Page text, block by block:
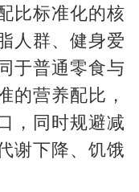
比标准化的核
人群、健身爱
于普通零食与
的营养配比，
，同时规避减
谢下降、饥饿